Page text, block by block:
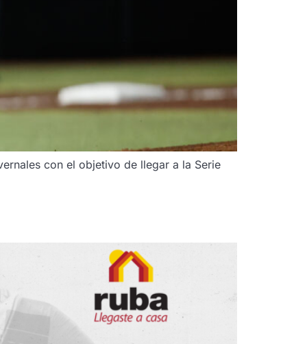
con el objetivo de llegar a la Serie